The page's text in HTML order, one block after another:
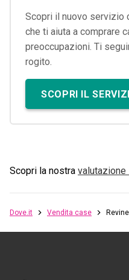
Scopri il nuovo servizio
che ti aiuta a comprare
preoccupazioni. Ti
rogito.
SCOPRI IL
Scopri la nostra valutazione
Dove.it Vendita case